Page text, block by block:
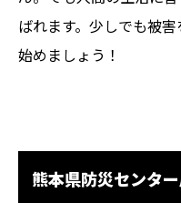
ばれます。少しでも被
始めましょう！
熊本県防災センタ